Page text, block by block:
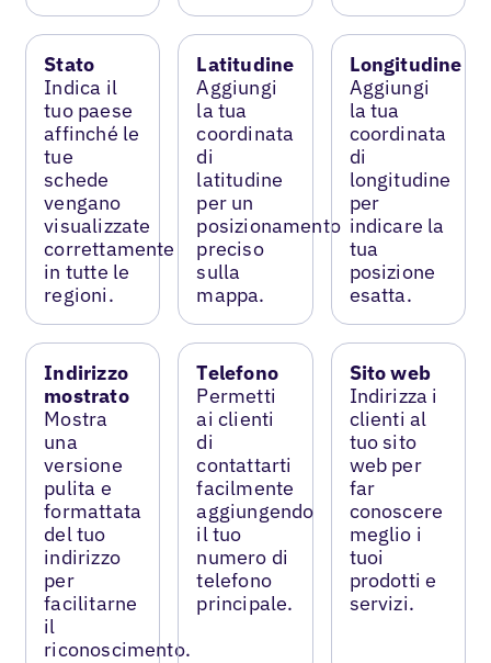
Stato
Indica il
tuo paese
affinché le
tue
schede
vengano
visualizzate
correttamente
in tutte le
regioni.
Latitudine
Aggiungi
la tua
coordinata
di
latitudine
per un
posizionamento
preciso
sulla
mappa.
Longitudine
Aggiungi
la tua
coordinata
di
longitudine
per
indicare la
tua
posizione
esatta.
Indirizzo
mostrato
Mostra
una
versione
pulita e
formattata
del tuo
indirizzo
per
facilitarne
il
riconoscimento.
Telefono
Permetti
ai clienti
di
contattarti
facilmente
aggiungendo
il tuo
numero di
telefono
principale.
Sito web
Indirizza i
clienti al
tuo sito
web per
far
conoscere
meglio i
tuoi
prodotti e
servizi.